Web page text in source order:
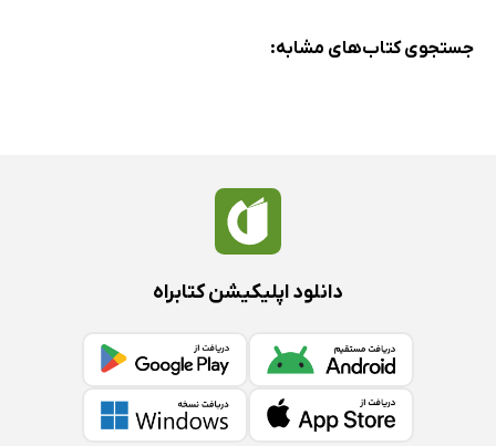
ضمایم
جستجوی کتاب‌های مشابه:
دانلود اپلیکیشن کتابراه